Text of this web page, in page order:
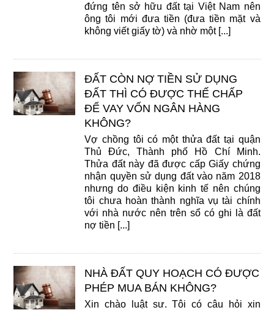
đứng tên sở hữu đất tại Việt Nam nên
ông tôi mới đưa tiền (đưa tiền mặt và
không viết giấy tờ) và nhờ một [...]
ĐẤT CÒN NỢ TIỀN SỬ DỤNG
ĐẤT THÌ CÓ ĐƯỢC THẾ CHẤP
ĐỂ VAY VỐN NGÂN HÀNG
KHÔNG?
Vợ chồng tôi có một thửa đất tại quận
Thủ Đức, Thành phố Hồ Chí Minh.
Thửa đất này đã được cấp Giấy chứng
nhận quyền sử dụng đất vào năm 2018
nhưng do điều kiện kinh tế nên chúng
tôi chưa hoàn thành nghĩa vụ tài chính
với nhà nước nên trên sổ có ghi là đất
nợ tiền [...]
NHÀ ĐẤT QUY HOẠCH CÓ ĐƯỢC
PHÉP MUA BÁN KHÔNG?
Xin chào luật sư. Tôi có câu hỏi xin